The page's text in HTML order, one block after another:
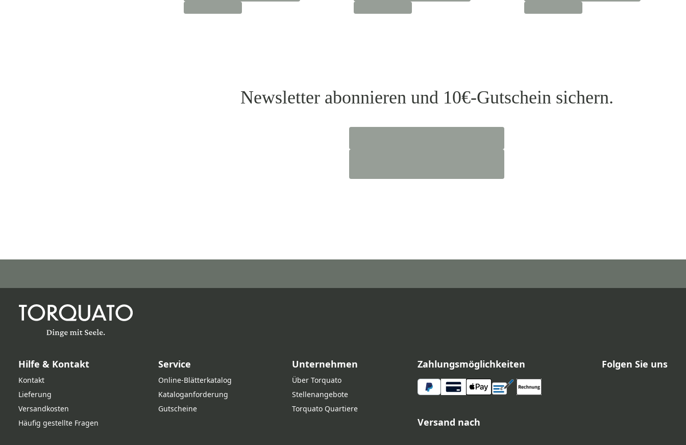
Newsletter abonnieren und 10€-Gutschein sichern.
Hilfe & Kontakt
Kontakt
Lieferung
Versandkosten
Häufig gestellte Fragen
Service
Online‑Blätterkatalog
Kataloganforderung
Gutscheine
Unternehmen
Über Torquato
Stellenangebote
Torquato Quartiere
Zahlungsmöglichkeiten
Versand nach
Folgen Sie uns